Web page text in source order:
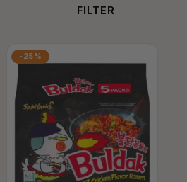
FILTER
-25%